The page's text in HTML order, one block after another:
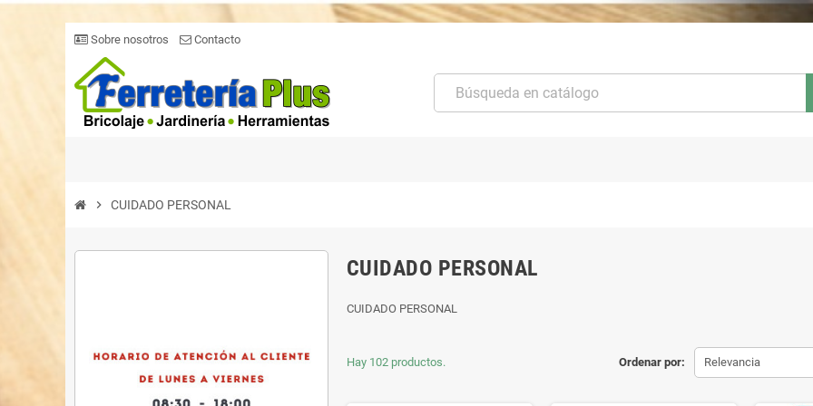
Sobre nosotros Contacto
chevron_right CUIDADO PERSONAL
CUIDADO PERSONAL
CUIDADO PERSONAL
Ordenar por: Relevancia
Hay 102 productos.